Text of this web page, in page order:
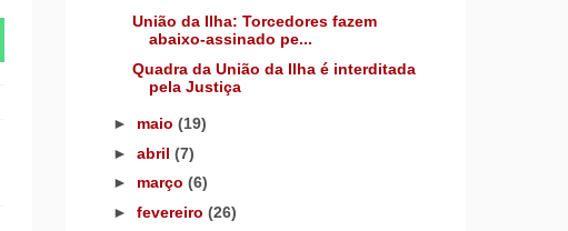
União da Ilha: Torcedores fazem
abaixo-assinado pe...
Quadra da União da Ilha é interditada
pela Justiça
► maio (19)
► abril (7)
► março (6)
► fevereiro (26)